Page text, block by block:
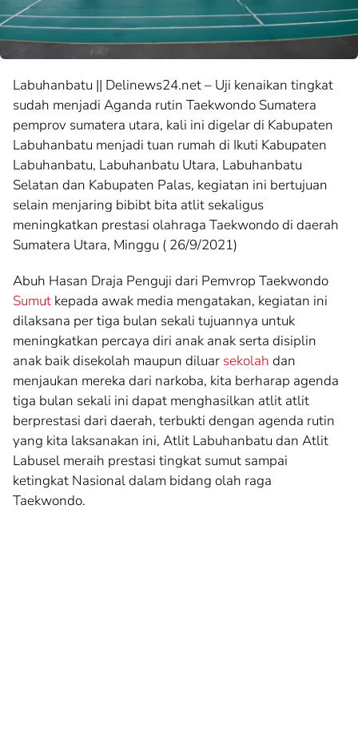
Labuhanbatu || Delinews24.net – Uji kenaikan tingkat
sudah menjadi Aganda rutin Taekwondo Sumatera
pemprov sumatera utara, kali ini digelar di Kabupaten
Labuhanbatu menjadi tuan rumah di Ikuti Kabupaten
Labuhanbatu, Labuhanbatu Utara, Labuhanbatu
Selatan dan Kabupaten Palas, kegiatan ini bertujuan
selain menjaring bibibt bita atlit sekaligus
meningkatkan prestasi olahraga Taekwondo di daerah
Sumatera Utara, Minggu ( 26/9/2021)
Abuh Hasan Draja Penguji dari Pemvrop Taekwondo
Sumut kepada awak media mengatakan, kegiatan ini
dilaksana per tiga bulan sekali tujuannya untuk
meningkatkan percaya diri anak anak serta disiplin
anak baik disekolah maupun diluar sekolah dan
menjaukan mereka dari narkoba, kita berharap agenda
tiga bulan sekali ini dapat menghasilkan atlit atlit
berprestasi dari daerah, terbukti dengan agenda rutin
yang kita laksanakan ini, Atlit Labuhanbatu dan Atlit
Labusel meraih prestasi tingkat sumut sampai
ketingkat Nasional dalam bidang olah raga
Taekwondo.